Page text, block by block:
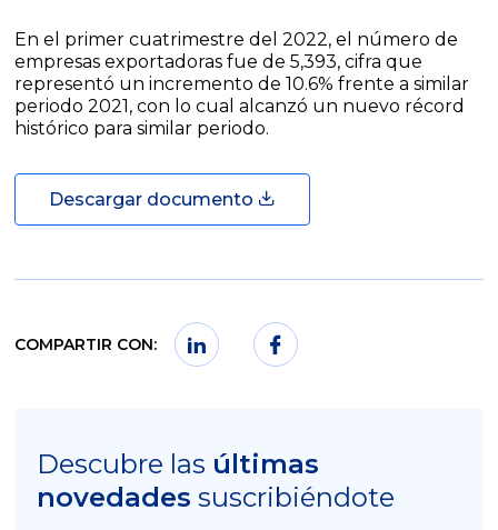
En el primer cuatrimestre del 2022, el número de
empresas exportadoras fue de 5,393, cifra que
representó un incremento de 10.6% frente a similar
periodo 2021, con lo cual alcanzó un nuevo récord
histórico para similar periodo.
Descargar documento
COMPARTIR CON:
Descubre las últimas
novedades suscribiéndote